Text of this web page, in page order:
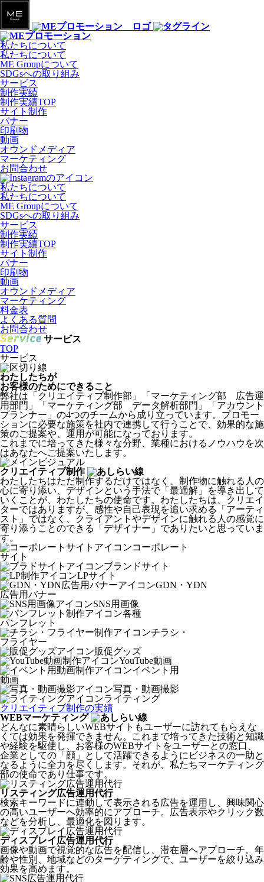
私たちについて
私たちについて
ME Groupについて
SDGsへの取り組み
サービス
制作実績
制作実績TOP
サイト制作
バナー
印刷物
動画
オウンドメディア
マーケティング
お問合わせ
私たちについて
私たちについて
ME Groupについて
SDGsへの取り組み
サービス
制作実績
制作実績TOP
サイト制作
バナー
印刷物
動画
オウンドメディア
マーケティング
料金表
よくある質問
お問合わせ
サービス
TOP
サービス
わたしたちが
お客様のためにできること
弊社は「クリエイティブ制作部」「マーケティング部 広告運
用部門」「マーケティング部 データ解析部門」「アカウント
プランナー」の4つのチームから成り立っています。プロモー
ションに必要な施策を社内で連携して行うことで、効果的な施
策のご提案や、運用が可能になっております。
これまでに培ってきた様々な分野、業種におけるノウハウを次
はあなたへご提案いたします。
クリエイティブ制作
わたしたちはただ制作するだけではなく、制作物に触れる人の
心に寄り添い、デザインという手法で「最適解」を導き出して
いくことが、わたしたちの使命です。わたしたちは、クリエイ
ターではありますが、感性や自己表現を追い求める「アーティ
スト」ではなく、クライアントやデザインに触れる人の感覚に
寄り添うことのできる「デザイナー」でありたいと思っていま
す。
コーポレート
サイト
ブランドサイト
LPサイト
GDN・YDN
広告用バナー
SNS用画像
各種
パンフレット
チラシ ・
フライヤー
販促グッズ
YouTube動画
イベント用
動画
写真・動画撮影
ライティング
クリエイティブ制作の実績
WEBマーケティング
どんなに素晴らしいWEBサイトもユーザーに訪れてもらえな
くては効果を発揮できません。これまで培ってきた技術と知識
や経験を駆使し、お客様のWEBサイトをユーザーとの窓口、
企業としての「顔」として活躍できるようにビジネスの一助と
なるように全力を尽くします。それが、私たちマーケティング
部の使命であり仕事です。
リスティング広告運用代行
検索キーワードに連動して表示される広告を運用し、興味関心
の高いユーザーへ効率的にアプローチ。広告表示やクリック数
などを分析し、最適化を図ります。
ディスプレイ広告運用代行
画像や動画で視覚的な広告を配信し、潜在層へアプローチ。年
齢や性別、地域などのターゲティングで、ユーザーを絞り込み
効果を高めます。